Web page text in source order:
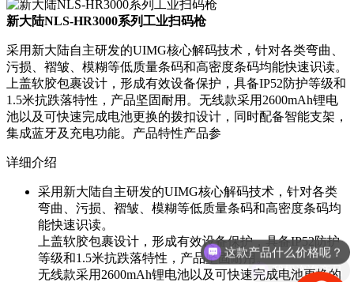
新大陆NLS-HR3000系列工业扫码枪
采用新大陆自主研发的UIMG核心解码技术，针对各类弯曲、
污损、褶皱、模糊等低质量条码和高密度条码均能快速识读。
上盖软胶包裹设计，形成有效设备保护，具备IP52防护等级和
1.5米抗跌落特性，产品坚固耐用。无线款采用2600mAh锂电
池以及可快速完成电池更换的拨扣设计，同时配备智能支架，
集成蓝牙及充电功能。产品特性产品参
详细介绍
采用新大陆自主研发的UIMG核心解码技术，针对各类
弯曲、污损、褶皱、模糊等低质量条码和高密度条码均
能快速识读。
上盖软胶包裹设计，形成有效设备保护，具备IP52防护
等级和1.5米抗跌落特性，产品坚固耐用。
无线款采用2600mAh锂电池以及可快速完成电池更换的
这款产品什么价格呢？
我想咨询产品